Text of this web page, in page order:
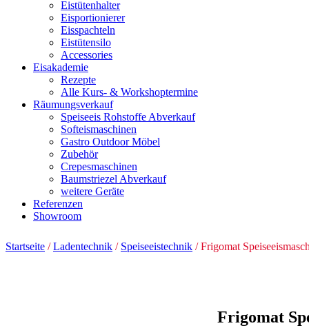
Eistütenhalter
Eisportionierer
Eisspachteln
Eistütensilo
Accessories
Eisakademie
Rezepte
Alle Kurs- & Workshoptermine
Räumungsverkauf
Speiseeis Rohstoffe Abverkauf
Softeismaschinen
Gastro Outdoor Möbel
Zubehör
Crepesmaschinen
Baumstriezel Abverkauf
weitere Geräte
Referenzen
Showroom
Startseite /Ladentechnik / Speiseeistechnik / Frigomat
Frigomat